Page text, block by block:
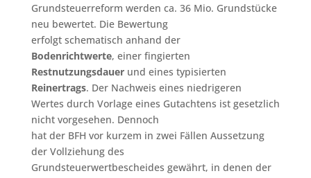
Grundsteuerreform werden ca. 36 Mio. Grundstücke
neu bewertet. Die Bewertung
erfolgt schematisch anhand der
Bodenrichtwerte, einer fingierten
Restnutzungsdauerund eines typisierten
Reinertrags. Der Nachweis eines niedrigeren
Wertes durch Vorlage eines Gutachtens ist gesetzlich
nicht vorgesehen. Dennoch
hat der BFH vor kurzem in zwei Fällen Aussetzung
der Vollziehung des
Grundsteuerwertbescheides gewährt, in denen der